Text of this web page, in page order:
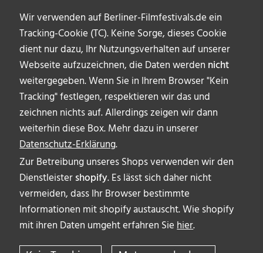
Wir verwenden auf Berliner-Filmfestivals.de ein
Tracking-Cookie (TC). Keine Sorge, dieses Cookie
dient nur dazu, Ihr Nutzungsverhalten auf unserer
Webseite aufzuzeichnen, die Daten werden nicht
weitergegeben. Wenn Sie in Ihrem Browser "Kein
Tracking" festlegen, respektieren wir das und
zeichnen nichts auf. Allerdings zeigen wir dann
weiterhin diese Box. Mehr dazu in unserer
Datenschutz-Erklärung.
Zur Betreibung unseres Shops verwenden wir den
Dienstleistershopify. Es lässt sich daher nicht
vermeiden, dass Ihr Browser bestimmte
Informationen mit shopify austauscht. Wie shopify
mit ihren Daten umgeht erfahren Siehier.
ÜBER UNS
AUTOR_INNEN